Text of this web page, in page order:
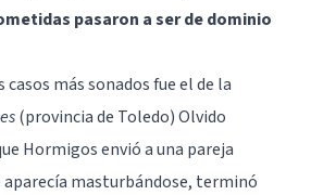
pasaron a ser de dominio
casos más sonadosfue el de la
(provincia de Toledo)Olvido
Hormigos envió a una pareja
masturbándose, terminó